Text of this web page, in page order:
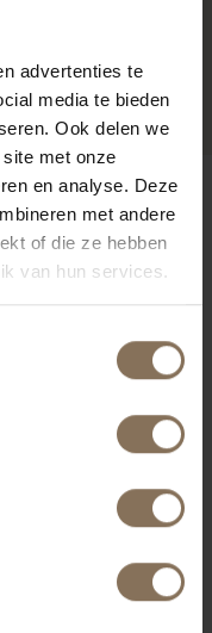
advertenties te
media te bieden
Ook delen we
met onze
en analyse. Deze
met andere
of die ze hebben
van hun services.